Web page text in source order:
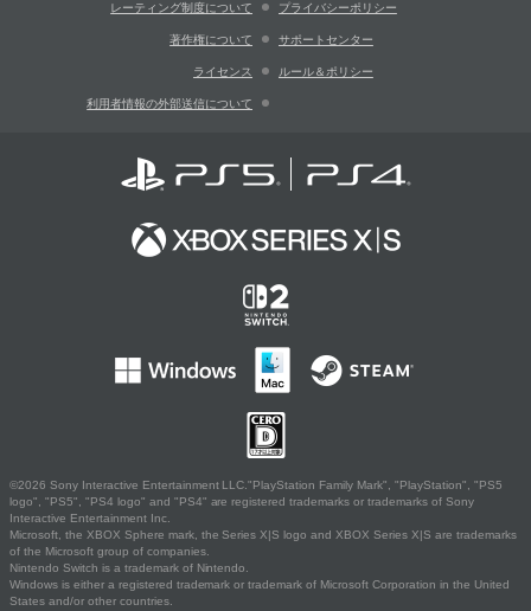
レーティング制度について プライバシーポリシー
著作権について サポートセンター
ライセンス ルール＆ポリシー
利用者情報の外部送信について
©2026 Sony Interactive Entertainment LLC."PlayStation Family Mark", "PlayStation", "PS5
logo", "PS5", "PS4 logo" and "PS4" are registered trademarks or trademarks of Sony
Interactive Entertainment Inc.
Microsoft, the XBOX Sphere mark, the Series X|S logo and XBOX Series X|S are trademarks
of the Microsoft group of companies.
Nintendo Switch is a trademark of Nintendo.
Windows is either a registered trademark or trademark of Microsoft Corporation in the United
States and/or other countries.